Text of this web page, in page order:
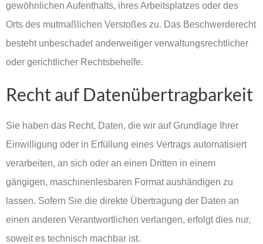
gewöhnlichen Aufenthalts, ihres Arbeitsplatzes oder des
Orts des mutmaßlichen Verstoßes zu. Das Beschwerderecht
besteht unbeschadet anderweitiger verwaltungsrechtlicher
oder gerichtlicher Rechtsbehelfe.
Recht auf Datenübertragbarkeit
Sie haben das Recht, Daten, die wir auf Grundlage Ihrer
Einwilligung oder in Erfüllung eines Vertrags automatisiert
verarbeiten, an sich oder an einen Dritten in einem
gängigen, maschinenlesbaren Format aushändigen zu
lassen. Sofern Sie die direkte Übertragung der Daten an
einen anderen Verantwortlichen verlangen, erfolgt dies nur,
soweit es technisch machbar ist.